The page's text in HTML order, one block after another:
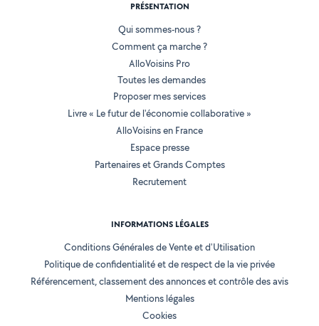
PRÉSENTATION
Qui sommes-nous ?
Comment ça marche ?
AlloVoisins Pro
Toutes les demandes
Proposer mes services
Livre « Le futur de l'économie collaborative »
AlloVoisins en France
Espace presse
Partenaires et Grands Comptes
Recrutement
INFORMATIONS LÉGALES
Conditions Générales de Vente et d'Utilisation
Politique de confidentialité et de respect de la vie privée
Référencement, classement des annonces et contrôle des avis
Mentions légales
Cookies